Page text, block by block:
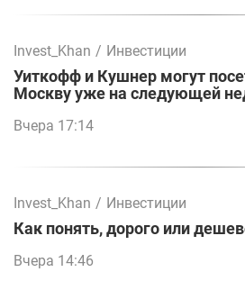
Invest_Khan / Инвестиции
Уиткофф и Кушнер могут
Москву уже на следующей
Вчера 17:14
Invest_Khan / Инвестиции
Как понять, дорого или
Вчера 14:46